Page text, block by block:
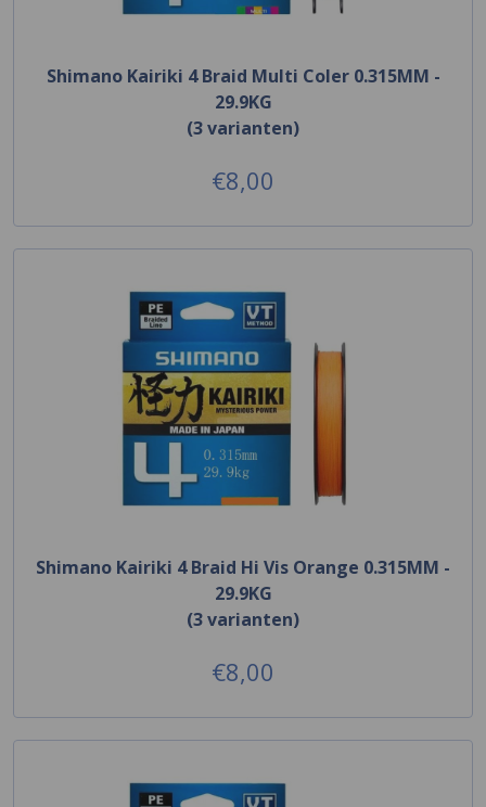
Shimano Kairiki 4 Braid Multi Coler 0.315MM -
29.9KG
(3 varianten)
€8,00
Shimano Kairiki 4 Braid Hi Vis Orange 0.315MM -
29.9KG
(3 varianten)
€8,00